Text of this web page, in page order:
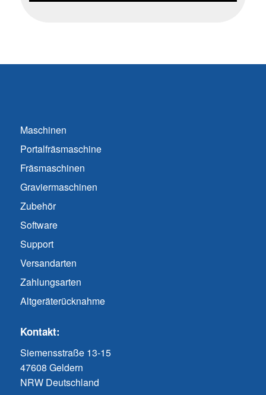
Maschinen
Portalfräsmaschine
Fräsmaschinen
Graviermaschinen
Zubehör
Software
Support
Versandarten
Zahlungsarten
Altgeräterücknahme
Kontakt:
Siemensstraße 13-15
47608 Geldern
NRW Deutschland